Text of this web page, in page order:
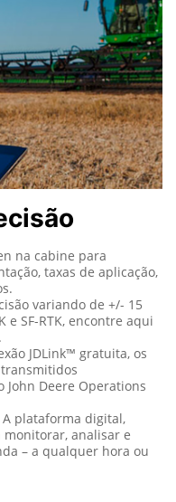
na cabine para
taxas de aplicação,
variando de +/- 15
e SF-RTK, encontre aqui
JDLink™ gratuita, os
Deere Operations
A plataforma digital,
analisar e
– a qualquer hora ou